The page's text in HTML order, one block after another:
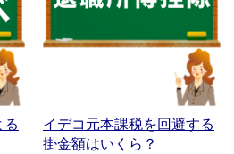
る
イデコ元本課税を回避する
掛金額はいくら？